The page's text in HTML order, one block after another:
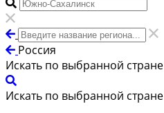
Россия
Искать по выбранной стране
Искать по выбранной стране